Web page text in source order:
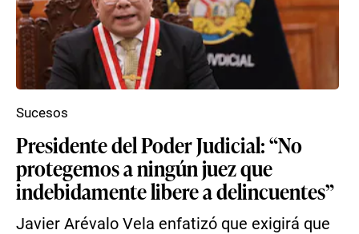
Presidente del Poder Judicial: “No
protegemos a ningún juez que
indebidamente libere a delincuentes”
Javier Arévalo Vela enfatizó que exigirá que
Sucesos